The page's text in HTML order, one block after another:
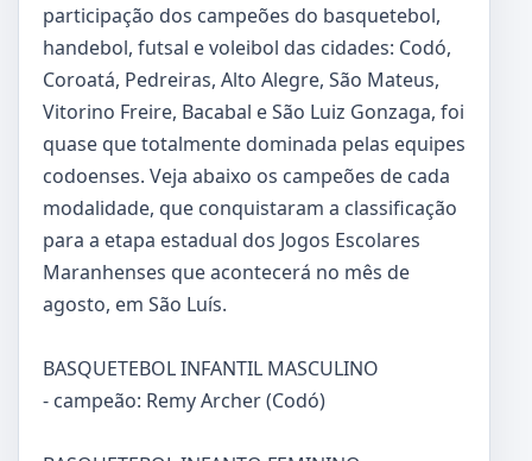
participação dos campeões do basquetebol,
handebol, futsal e voleibol das cidades: Codó,
Coroatá, Pedreiras, Alto Alegre, São Mateus,
Vitorino Freire, Bacabal e São Luiz Gonzaga, foi
quase que totalmente dominada pelas equipes
codoenses. Veja abaixo os campeões de cada
modalidade, que conquistaram a classificação
para a etapa estadual dos Jogos Escolares
Maranhenses que acontecerá no mês de
agosto, em São Luís.
BASQUETEBOL INFANTIL MASCULINO
- campeão: Remy Archer (Codó)